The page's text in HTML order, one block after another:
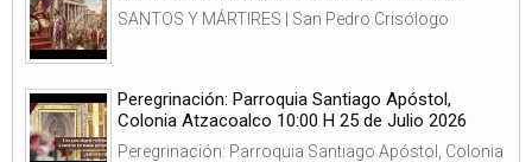
SANTOS Y MÁRTIRES | San Pedro Crisólogo
Peregrinación: Parroquia Santiago Apóstol,
Colonia Atzacoalco 10:00 H 25 de Julio 2026
Peregrinación: Parroquia Santiago Apóstol, Colonia